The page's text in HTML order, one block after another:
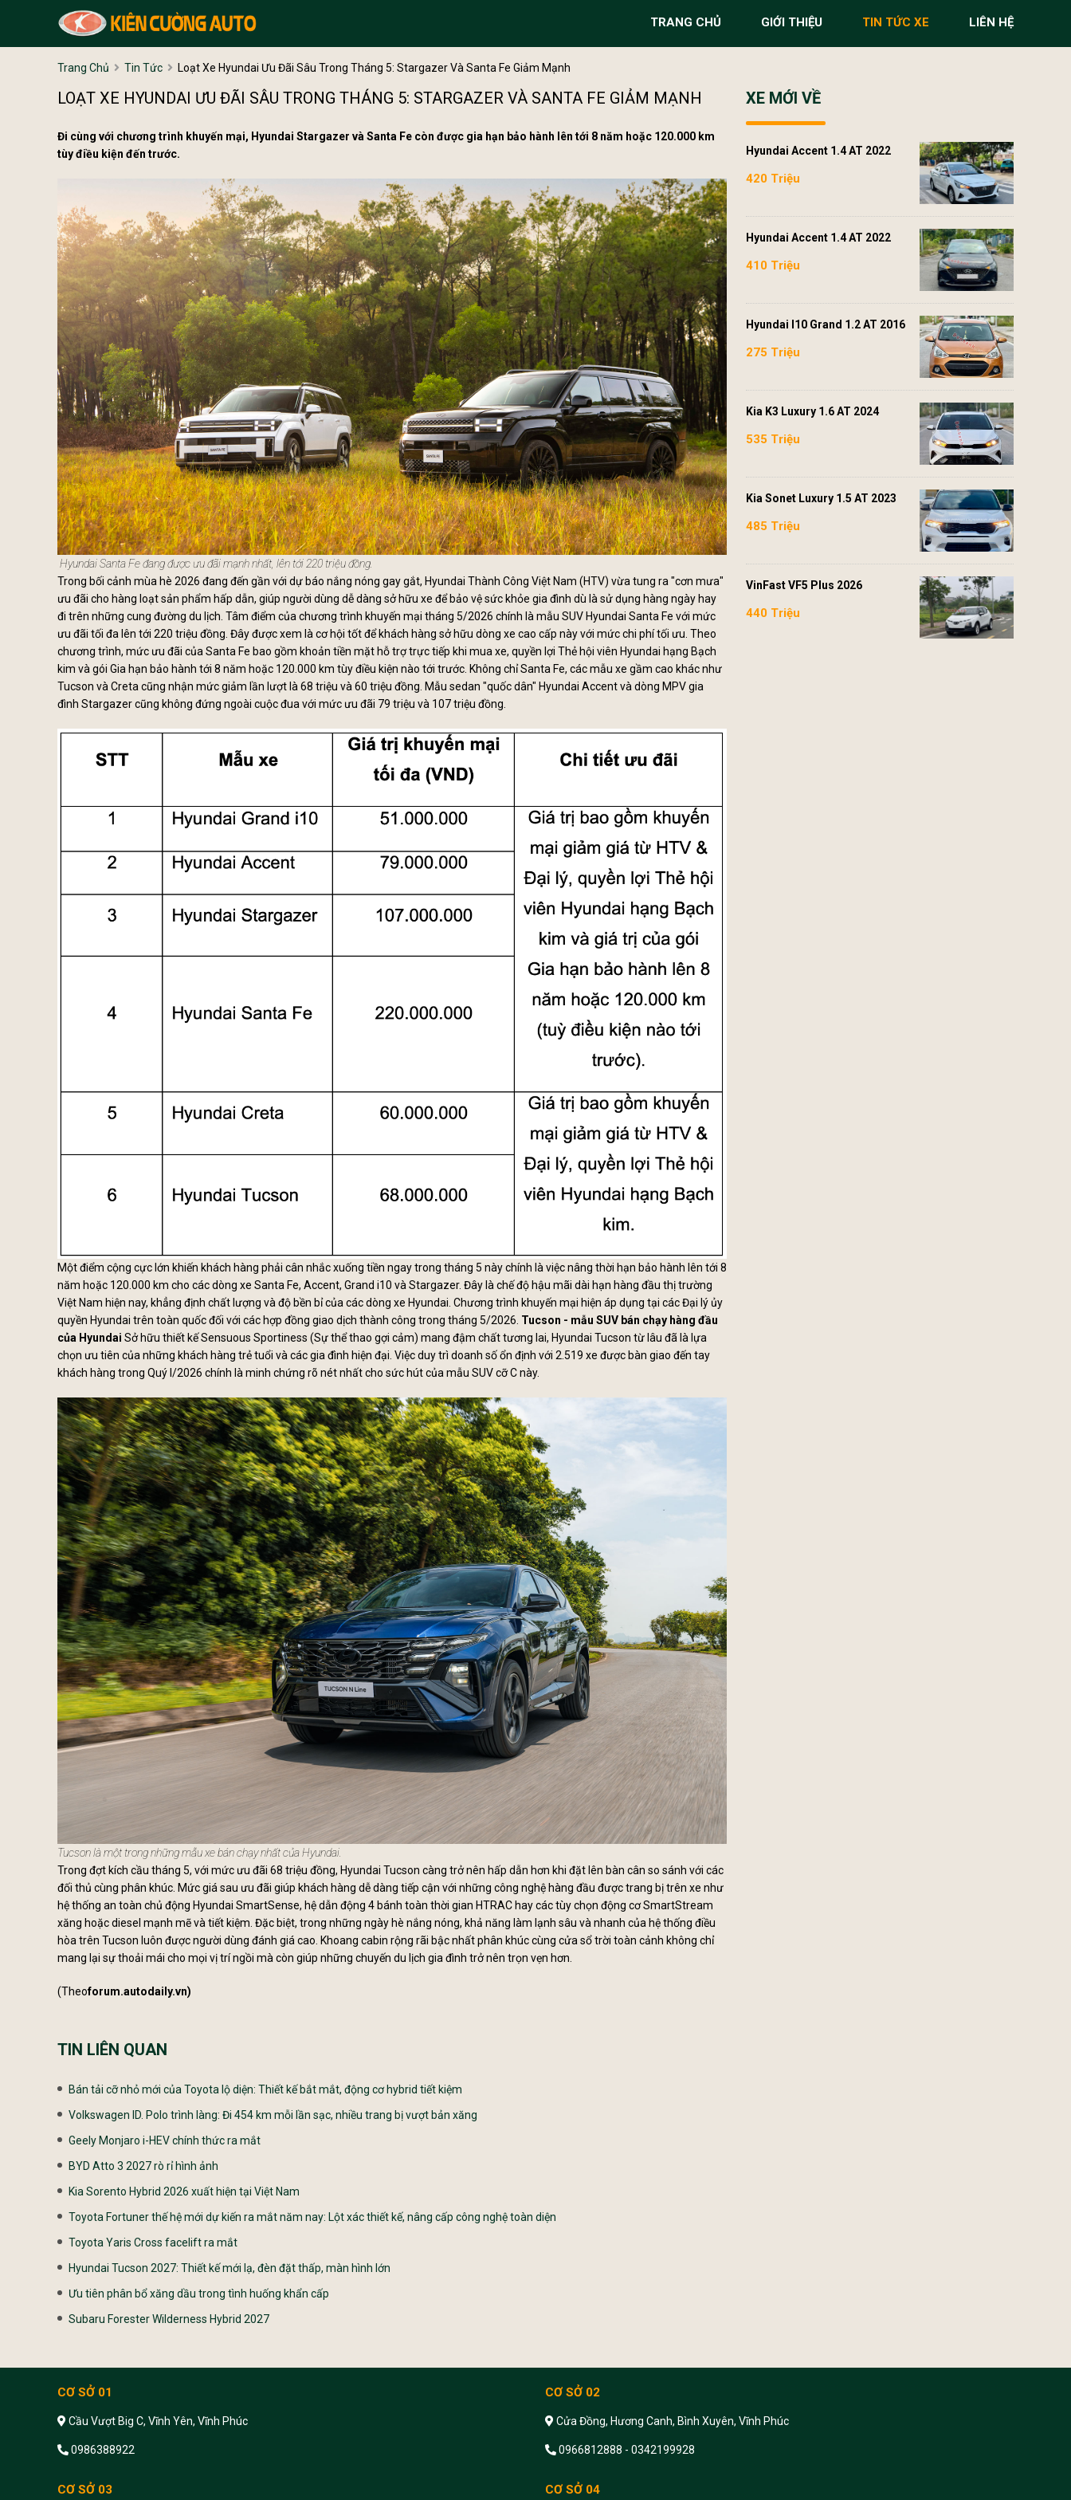
TRANG CHỦ GIỚI THIỆU TIN TỨC XE LIÊN HỆ
Trang Chủ Tin Tức Loạt Xe Hyundai Ưu Đãi Sâu Trong Tháng 5: Stargazer Và Santa Fe Giảm Mạnh
LOẠT XE HYUNDAI ƯU ĐÃI SÂU TRONG THÁNG 5: STARGAZER VÀ SANTA FE GIẢM MẠNH
Đi cùng với chương trình khuyến mại, Hyundai Stargazer và Santa Fe còn được gia hạn bảo hành lên tới 8 năm hoặc 120.000 km
tùy điều kiện đến trước.
Hyundai Santa Feđang được ưu đãi mạnh nhất, lên tới 220 triệu đồng.
Trong bối cảnh mùa hè 2026 đang đến gần với dự báo nắng nóng gay gắt, Hyundai Thành Công Việt Nam (HTV) vừa tung ra "cơn mưa"
ưu đãi cho hàng loạt sản phẩm hấp dẫn, giúp người dùng dễ dàng sở hữu xe để bảo vệ sức khỏe gia đình dù là sử dụng hàng ngày hay
đi trên những cung đường du lịch. Tâm điểm của chương trình khuyến mại tháng 5/2026 chính là mẫu SUV Hyundai Santa Fe với mức
ưu đãi tối đa lên tới 220 triệu đồng. Đây được xem là cơ hội tốt để khách hàng sở hữu dòng xe cao cấp này với mức chi phí tối ưu. Theo
chương trình, mức ưu đãi của Santa Fe bao gồm khoản tiền mặt hỗ trợ trực tiếp khi mua xe, quyền lợi Thẻ hội viên Hyundai hạng Bạch
kim và gói Gia hạn bảo hành tới 8 năm hoặc 120.000 km tùy điều kiện nào tới trước. Không chỉ Santa Fe, các mẫu xe gầm cao khác như
Tucson và Creta cũng nhận mức giảm lần lượt là 68 triệu và 60 triệu đồng. Mẫu sedan "quốc dân" Hyundai Accent và dòng MPV gia
đình Stargazer cũng không đứng ngoài cuộc đua với mức ưu đãi 79 triệu và 107 triệu đồng.
Một điểm cộng cực lớn khiến khách hàng phải cân nhắc xuống tiền ngay trong tháng 5 này chính là việc nâng thời hạn bảo hành lên tới 8
năm hoặc 120.000 km cho các dòng xe Santa Fe, Accent, Grand i10 và Stargazer. Đây là chế độ hậu mãi dài hạn hàng đầu thị trường
Việt Nam hiện nay, khẳng định chất lượng và độ bền bỉ của các dòng xe Hyundai. Chương trình khuyến mại hiện áp dụng tại các Đại lý ủy
quyền Hyundai trên toàn quốc đối với các hợp đồng giao dịch thành công trong tháng 5/2026. Tucson - mẫu SUV bán chạy hàng đầu
của Hyundai Sở hữu thiết kế Sensuous Sportiness (Sự thể thao gợi cảm) mang đậm chất tương lai, Hyundai Tucson từ lâu đã là lựa
chọn ưu tiên của những khách hàng trẻ tuổi và các gia đình hiện đại. Việc duy trì doanh số ổn định với 2.519 xe được bàn giao đến tay
khách hàng trong Quý I/2026 chính là minh chứng rõ nét nhất cho sức hút của mẫu SUV cỡ C này.
Tucson là một trong những mẫu xe bán chạy nhất của Hyundai.
Trong đợt kích cầu tháng 5, với mức ưu đãi 68 triệu đồng, Hyundai Tucson càng trở nên hấp dẫn hơn khi đặt lên bàn cân so sánh với các
đối thủ cùng phân khúc. Mức giá sau ưu đãi giúp khách hàng dễ dàng tiếp cận với những công nghệ hàng đầu được trang bị trên xe như
hệ thống an toàn chủ động Hyundai SmartSense, hệ dẫn động 4 bánh toàn thời gian HTRAC hay các tùy chọn động cơ SmartStream
xăng hoặc diesel mạnh mẽ và tiết kiệm. Đặc biệt, trong những ngày hè nắng nóng, khả năng làm lạnh sâu và nhanh của hệ thống điều
hòa trên Tucson luôn được người dùng đánh giá cao. Khoang cabin rộng rãi bậc nhất phân khúc cùng cửa sổ trời toàn cảnh không chỉ
mang lại sự thoải mái cho mọi vị trí ngồi mà còn giúp những chuyến du lịch gia đình trở nên trọn vẹn hơn.
(Theoforum.autodaily.vn)
XE MỚI VỀ
Hyundai Accent 1.4 AT 2022
420 Triệu
Hyundai Accent 1.4 AT 2022
410 Triệu
Hyundai I10 Grand 1.2 AT 2016
275 Triệu
Kia K3 Luxury 1.6 AT 2024
535 Triệu
Kia Sonet Luxury 1.5 AT 2023
485 Triệu
VinFast VF5 Plus 2026
440 Triệu
TIN LIÊN QUAN
Bán tải cỡ nhỏ mới của Toyota lộ diện: Thiết kế bắt mắt, động cơ hybrid tiết kiệm
Volkswagen ID. Polo trình làng: Đi 454 km mỗi lần sạc, nhiều trang bị vượt bản xăng
Geely Monjaro i-HEV chính thức ra mắt
BYD Atto 3 2027 rò rỉ hình ảnh
Kia Sorento Hybrid 2026 xuất hiện tại Việt Nam
Toyota Fortuner thế hệ mới dự kiến ra mắt năm nay: Lột xác thiết kế, nâng cấp công nghệ toàn diện
Toyota Yaris Cross facelift ra mắt
Hyundai Tucson 2027: Thiết kế mới lạ, đèn đặt thấp, màn hình lớn
Ưu tiên phân bổ xăng dầu trong tình huống khẩn cấp
Subaru Forester Wilderness Hybrid 2027
CƠ SỞ 01
Cầu Vượt Big C, Vĩnh Yên, Vĩnh Phúc
0986388922
CƠ SỞ 02
Cửa Đồng, Hương Canh, Bình Xuyên, Vĩnh Phúc
0966812888 - 0342199928
CƠ SỞ 03 CƠ SỞ 04